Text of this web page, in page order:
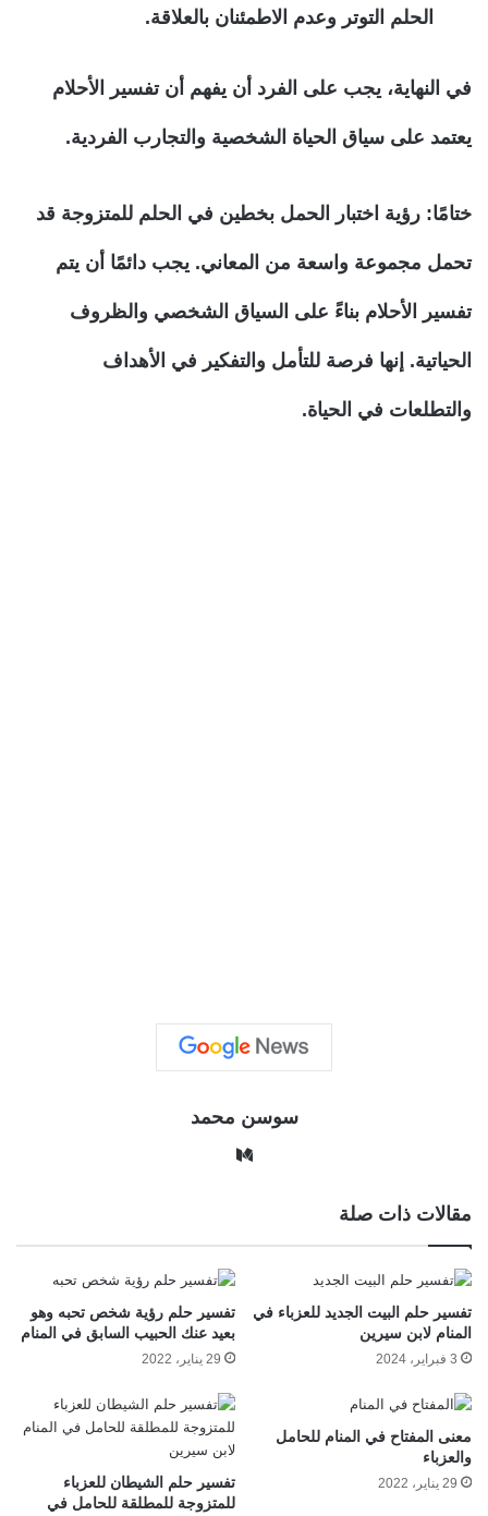
الحلم التوتر وعدم الاطمئنان بالعلاقة.
في النهاية، يجب على الفرد أن يفهم أن تفسير الأحلام
يعتمد على سياق الحياة الشخصية والتجارب الفردية.
ختامًا: رؤية اختبار الحمل بخطين في الحلم للمتزوجة قد
تحمل مجموعة واسعة من المعاني. يجب دائمًا أن يتم
تفسير الأحلام بناءً على السياق الشخصي والظروف
الحياتية. إنها فرصة للتأمل والتفكير في الأهداف
والتطلعات في الحياة.
سوسن محمد
مقالات ذات صلة
تفسير حلم البيت الجديد للعزباء في
المنام لابن سيرين
3 فبراير، 2024
تفسير حلم رؤية شخص تحبه وهو
بعيد عنك الحبيب السابق في المنام
29 يناير، 2022
معنى المفتاح في المنام للحامل
والعزباء
29 يناير، 2022
تفسير حلم الشيطان للعزباء
للمتزوجة للمطلقة للحامل في